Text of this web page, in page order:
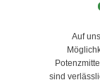
Auf
sind